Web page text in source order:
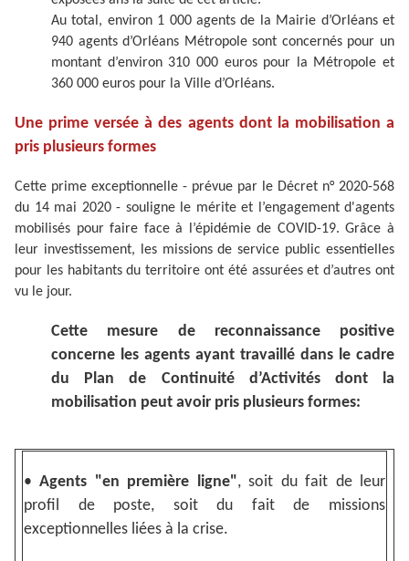
Au total, environ 1 000 agents de la Mairie d’Orléans et
940 agents d’Orléans Métropole sont concernés pour un
montant d’environ 310 000 euros pour la Métropole et
360 000 euros pour la Ville d’Orléans.
Une prime versée à des agents dont la mobilisation a
pris plusieurs formes
Cette prime exceptionnelle - prévue par le Décret n° 2020-568
du 14 mai 2020 - souligne le mérite et l’engagement d'agents
mobilisés pour faire face à l’épidémie de COVID-19. Grâce à
leur investissement, les missions de service public essentielles
pour les habitants du territoire ont été assurées et d’autres ont
vu le jour.
Cette mesure de reconnaissance positive
concerne les agents ayant travaillé dans le cadre
du Plan de Continuité d’Activités dont la
mobilisation peut avoir pris plusieurs formes:
• Agents "en première ligne", soit du fait de leur
profil de poste, soit du fait de missions
exceptionnelles liées à la crise.